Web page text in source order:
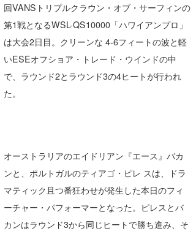
回VANSトリプルクラウン・オブ・サーフィンの
第1戦となるWSL-QS10000「ハワイアンプロ」
は大会2日目。クリーンな 4-6フィートの波と軽
いESEオフショア・トレード・ウインドの中
で、ラウンド2とラウンド3の4ヒートが行われ
た。
オーストラリアのエイドリアン『エース』バカ
ンと、ポルトガルのティアゴ・ピレ スは、ドラ
マティック且つ番狂わせが発生した本日のフィ
ーチャー・パフォーマーとなった。ピレスとバ
カンはラウンド3から同じヒートで勝ち進み、そ
Naoya Kimoto
mitsuteru Kamio
Yasunari Inoue
CBA Films
熊谷素子
メディア
SURFMEDIA
Colors MAGAZINE
波伝説アンバサダー/プロライダー
福島寿実子
田原啓江
植村未来
NOBUFUKU
波伝説スタッフ
chan-U
ECE
G◎Da